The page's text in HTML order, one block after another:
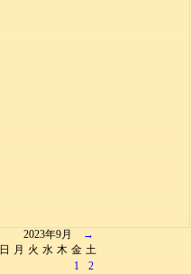
2023年9月
→
日
月 火 水 木 金 土
1
2